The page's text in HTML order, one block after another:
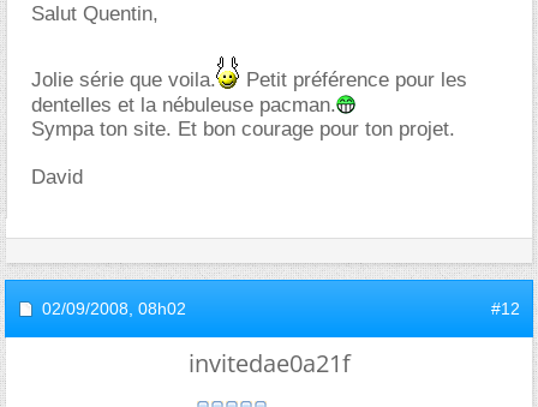
Salut Quentin,
Jolie série que voila.
Petit préférence pour les
dentelles et la nébuleuse pacman.
Sympa ton site. Et bon courage pour ton projet.
David
02/09/2008, 08h02 #12
invitedae0a21f